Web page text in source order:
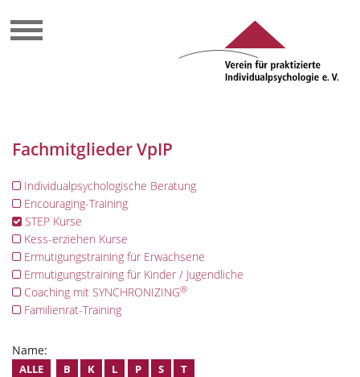
Fachmitglieder VpIP
Individualpsychologische Beratung
Encouraging-Training
STEP Kurse
Kess-erziehen Kurse
Ermutigungstraining für Erwachsene
Ermutigungstraining für Kinder / Jugendliche
Coaching mit SYNCHRONIZING®
Familienrat-Training
Name:
ALLE B K L P S T